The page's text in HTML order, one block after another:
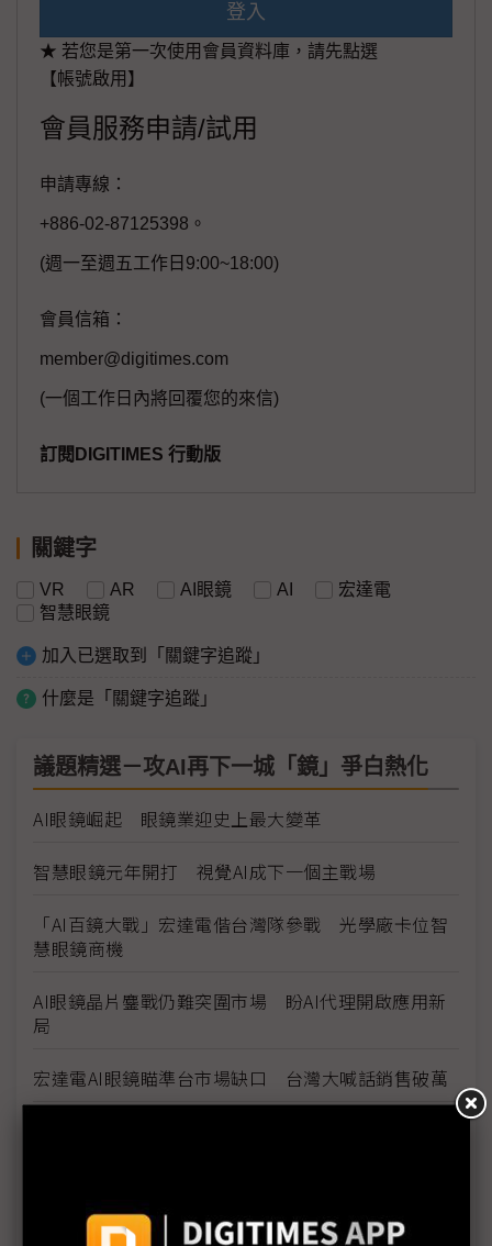
登入
★ 若您是第一次使用會員資料庫，請先點選
【帳號啟用】
會員服務申請/試用
申請專線：
+886-02-87125398。
(週一至週五工作日9:00~18:00)
會員信箱：
member@digitimes.com
(一個工作日內將回覆您的來信)
訂閱DIGITIMES 行動版
關鍵字
VR AR AI眼鏡 AI
宏達電
智慧眼鏡
加入已選取到「關鍵字追蹤」
什麼是「關鍵字追蹤」
議題精選－攻AI再下一城「鏡」爭白熱化
AI眼鏡崛起 眼鏡業迎史上最大變革
智慧眼鏡元年開打 視覺AI成下一個主戰場
「AI百鏡大戰」宏達電偕台灣隊參戰 光學廠卡位智
慧眼鏡商機
AI眼鏡晶片鏖戰仍難突圍市場 盼AI代理開啟應用新
局
宏達電AI眼鏡瞄準台市場缺口 台灣大喊話銷售破萬
Meta瞄準後手機時代 「個人超級智慧」挑戰蘋果主
導地位